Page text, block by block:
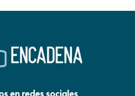
en redes sociales